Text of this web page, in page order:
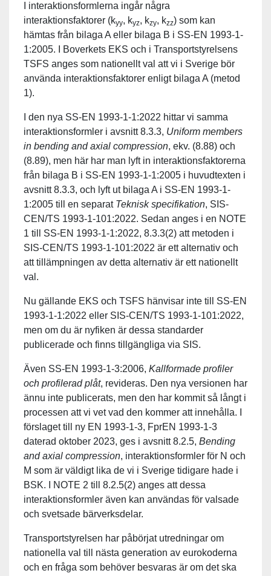
I interaktionsformlerna ingår några
interaktionsfaktorer (kyy, kyz, kzy, kzz) som kan
hämtas från bilaga A eller bilaga B i SS-EN 1993-1-
1:2005. I Boverkets EKS och i Transportstyrelsens
TSFS anges som nationellt val att vi i Sverige bör
använda interaktionsfaktorer enligt bilaga A (metod
1).
I den nya SS-EN 1993-1-1:2022 hittar vi samma
interaktionsformler i avsnitt 8.3.3, Uniform members
in bending and axial compression, ekv. (8.88) och
(8.89), men här har man lyft in interaktionsfaktorerna
från bilaga B i SS-EN 1993-1-1:2005 i huvudtexten i
avsnitt 8.3.3, och lyft ut bilaga A i SS-EN 1993-1-
1:2005 till en separat Teknisk specifikation, SIS-
CEN/TS 1993-1-101:2022. Sedan anges i en NOTE
1 till SS-EN 1993-1-1:2022, 8.3.3(2) att metoden i
SIS-CEN/TS 1993-1-101:2022 är ett alternativ och
att tillämpningen av detta alternativ är ett nationellt
val.
Nu gällande EKS och TSFS hänvisar inte till SS-EN
1993-1-1:2022 eller SIS-CEN/TS 1993-1-101:2022,
men om du är nyfiken är dessa standarder
publicerade och finns tillgängliga via SIS.
Även SS-EN 1993-1-3:2006, Kallformade profiler
och profilerad plåt, revideras. Den nya versionen har
ännu inte publicerats, men den har kommit så långt i
processen att vi vet vad den kommer att innehålla. I
förslaget till ny EN 1993-1-3, FprEN 1993-1-3
daterad oktober 2023, ges i avsnitt 8.2.5, Bending
and axial compression, interaktionsformler för N och
M som är väldigt lika de vi i Sverige tidigare hade i
BSK. I NOTE 2 till 8.2.5(2) anges att dessa
interaktionsformler även kan användas för valsade
och svetsade bärverksdelar.
Transportstyrelsen har påbörjat utredningar om
nationella val till nästa generation av eurokoderna
och en fråga som behöver besvaras är om det ska